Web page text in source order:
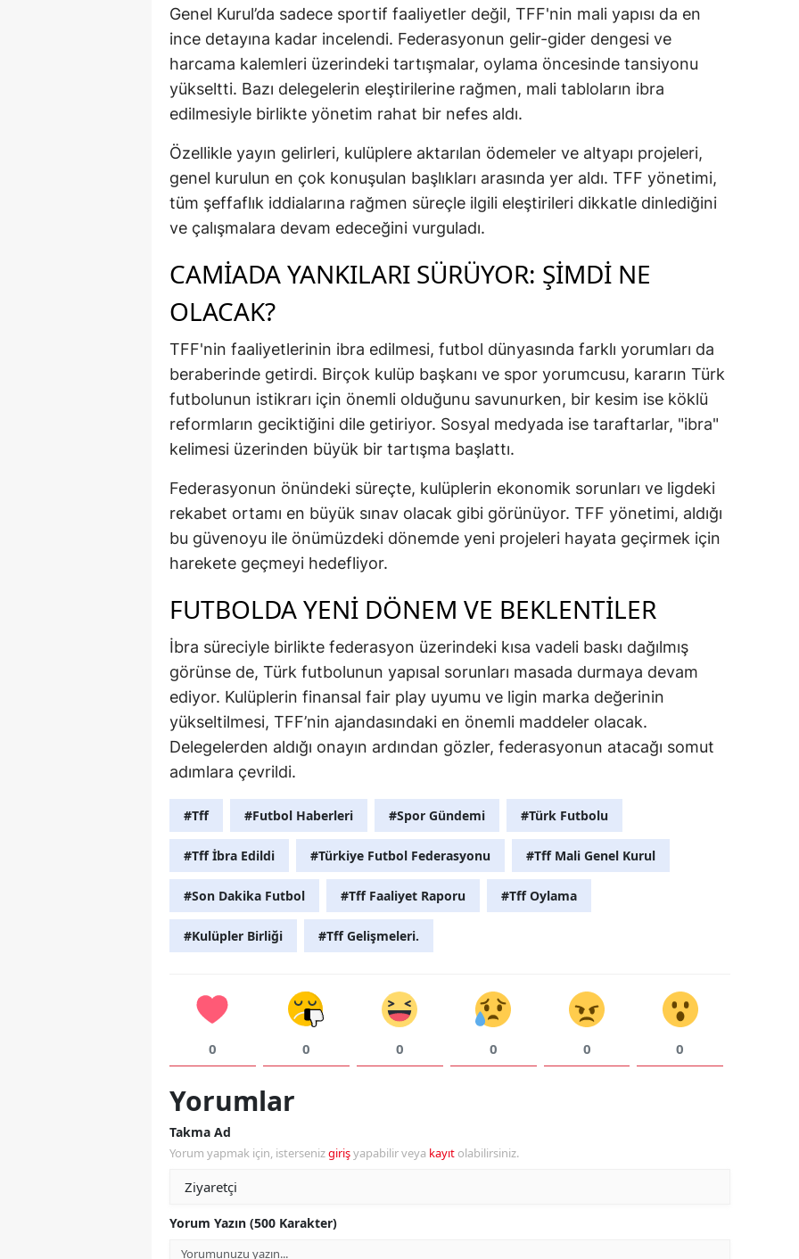
Genel Kurul’da sadece sportif faaliyetler değil, TFF'nin mali yapısı da en
ince detayına kadar incelendi. Federasyonun gelir-gider dengesi ve
harcama kalemleri üzerindeki tartışmalar, oylama öncesinde tansiyonu
yükseltti. Bazı delegelerin eleştirilerine rağmen, mali tabloların ibra
edilmesiyle birlikte yönetim rahat bir nefes aldı.
Özellikle yayın gelirleri, kulüplere aktarılan ödemeler ve altyapı projeleri,
genel kurulun en çok konuşulan başlıkları arasında yer aldı. TFF yönetimi,
tüm şeffaflık iddialarına rağmen süreçle ilgili eleştirileri dikkatle dinlediğini
ve çalışmalara devam edeceğini vurguladı.
CAMİADA YANKILARI SÜRÜYOR: ŞİMDİ NE
OLACAK?
TFF'nin faaliyetlerinin ibra edilmesi, futbol dünyasında farklı yorumları da
beraberinde getirdi. Birçok kulüp başkanı ve spor yorumcusu, kararın Türk
futbolunun istikrarı için önemli olduğunu savunurken, bir kesim ise köklü
reformların geciktiğini dile getiriyor. Sosyal medyada ise taraftarlar, "ibra"
kelimesi üzerinden büyük bir tartışma başlattı.
Federasyonun önündeki süreçte, kulüplerin ekonomik sorunları ve ligdeki
rekabet ortamı en büyük sınav olacak gibi görünüyor. TFF yönetimi, aldığı
bu güvenoyu ile önümüzdeki dönemde yeni projeleri hayata geçirmek için
harekete geçmeyi hedefliyor.
FUTBOLDA YENİ DÖNEM VE BEKLENTİLER
İbra süreciyle birlikte federasyon üzerindeki kısa vadeli baskı dağılmış
görünse de, Türk futbolunun yapısal sorunları masada durmaya devam
ediyor. Kulüplerin finansal fair play uyumu ve ligin marka değerinin
yükseltilmesi, TFF’nin ajandasındaki en önemli maddeler olacak.
Delegelerden aldığı onayın ardından gözler, federasyonun atacağı somut
adımlara çevrildi.
#Tff #Futbol Haberleri #Spor Gündemi #Türk Futbolu
#Tff İbra Edildi #Türkiye Futbol Federasyonu #Tff Mali Genel Kurul
#Son Dakika Futbol #Tff Faaliyet Raporu #Tff Oylama
#Kulüpler Birliği #Tff Gelişmeleri.
0 0 0 0 0 0
Yorumlar
Takma Ad
Yorum yapmak için, istersenizgirişyapabilir veya kayıt olabilirsiniz.
Yorum Yazın (500 Karakter)